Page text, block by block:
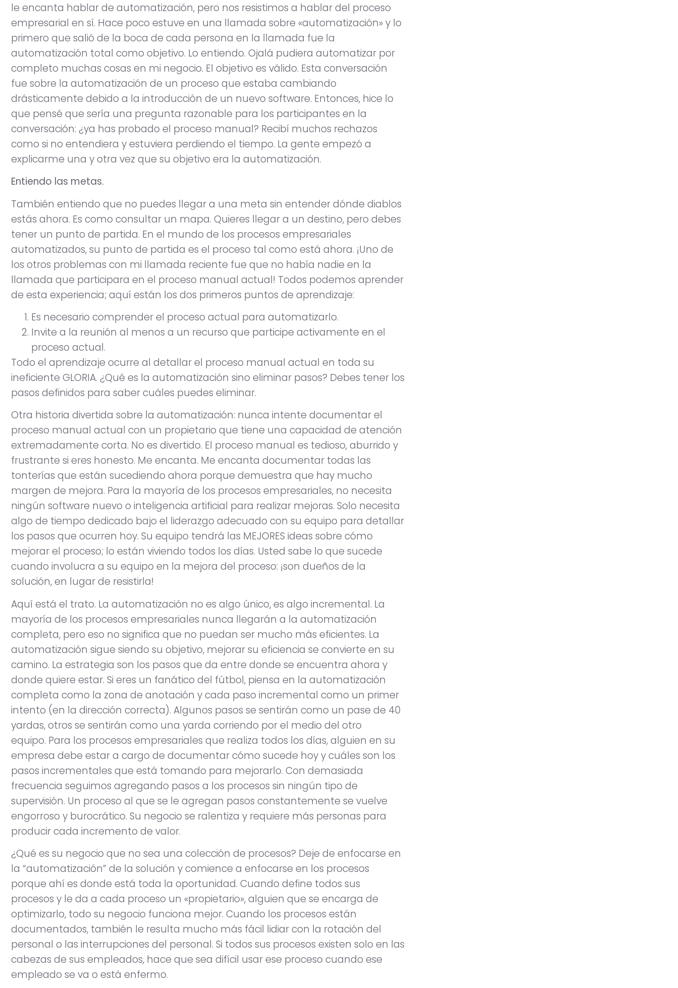
le encanta hablar de automatización, pero nos resistimos a hablar del proceso
empresarial en sí. Hace poco estuve en una llamada sobre «automatización» y lo
primero que salió de la boca de cada persona en la llamada fue la
automatización total como objetivo. Lo entiendo. Ojalá pudiera automatizar por
completo muchas cosas en mi negocio. El objetivo es válido. Esta conversación
fue sobre la automatización de un proceso que estaba cambiando
drásticamente debido a la introducción de un nuevo software. Entonces, hice lo
que pensé que sería una pregunta razonable para los participantes en la
conversación: ¿ya has probado el proceso manual? Recibí muchos rechazos
como si no entendiera y estuviera perdiendo el tiempo. La gente empezó a
explicarme una y otra vez que su objetivo era la automatización.
Entiendo las metas.
También entiendo que no puedes llegar a una meta sin entender dónde diablos
estás ahora. Es como consultar un mapa. Quieres llegar a un destino, pero debes
tener un punto de partida. En el mundo de los procesos empresariales
automatizados, su punto de partida es el proceso tal como está ahora. ¡Uno de
los otros problemas con mi llamada reciente fue que no había nadie en la
llamada que participara en el proceso manual actual! Todos podemos aprender
de esta experiencia; aquí están los dos primeros puntos de aprendizaje:
Es necesario comprender el proceso actual para automatizarlo.
Invite a la reunión al menos a un recurso que participe activamente en el
proceso actual.
Todo el aprendizaje ocurre al detallar el proceso manual actual en toda su
ineficiente GLORIA. ¿Qué es la automatización sino eliminar pasos? Debes tener los
pasos definidos para saber cuáles puedes eliminar.
Otra historia divertida sobre la automatización: nunca intente documentar el
proceso manual actual con un propietario que tiene una capacidad de atención
extremadamente corta. No es divertido. El proceso manual es tedioso, aburrido y
frustrante si eres honesto. Me encanta. Me encanta documentar todas las
tonterías que están sucediendo ahora porque demuestra que hay mucho
margen de mejora. Para la mayoría de los procesos empresariales, no necesita
ningún software nuevo o inteligencia artificial para realizar mejoras. Solo necesita
algo de tiempo dedicado bajo el liderazgo adecuado con su equipo para detallar
los pasos que ocurren hoy. Su equipo tendrá las MEJORES ideas sobre cómo
mejorar el proceso; lo están viviendo todos los días. Usted sabe lo que sucede
cuando involucra a su equipo en la mejora del proceso: ¡son dueños de la
solución, en lugar de resistirla!
Aquí está el trato. La automatización no es algo único, es algo incremental. La
mayoría de los procesos empresariales nunca llegarán a la automatización
completa, pero eso no significa que no puedan ser mucho más eficientes. La
automatización sigue siendo su objetivo, mejorar su eficiencia se convierte en su
camino. La estrategia son los pasos que da entre donde se encuentra ahora y
donde quiere estar. Si eres un fanático del fútbol, ​​piensa en la automatización
completa como la zona de anotación y cada paso incremental como un primer
intento (en la dirección correcta). Algunos pasos se sentirán como un pase de 40
yardas, otros se sentirán como una yarda corriendo por el medio del otro
equipo. Para los procesos empresariales que realiza todos los días, alguien en su
empresa debe estar a cargo de documentar cómo sucede hoy y cuáles son los
pasos incrementales que está tomando para mejorarlo. Con demasiada
frecuencia seguimos agregando pasos a los procesos sin ningún tipo de
supervisión. Un proceso al que se le agregan pasos constantemente se vuelve
engorroso y burocrático. Su negocio se ralentiza y requiere más personas para
producir cada incremento de valor.
¿Qué es su negocio que no sea una colección de procesos? Deje de enfocarse en
la “automatización” de la solución y comience a enfocarse en los procesos
porque ahí es donde está toda la oportunidad. Cuando define todos sus
procesos y le da a cada proceso un «propietario», alguien que se encarga de
optimizarlo, todo su negocio funciona mejor. Cuando los procesos están
documentados, también le resulta mucho más fácil lidiar con la rotación del
personal o las interrupciones del personal. Si todos sus procesos existen solo en las
cabezas de sus empleados, hace que sea difícil usar ese proceso cuando ese
empleado se va o está enfermo.